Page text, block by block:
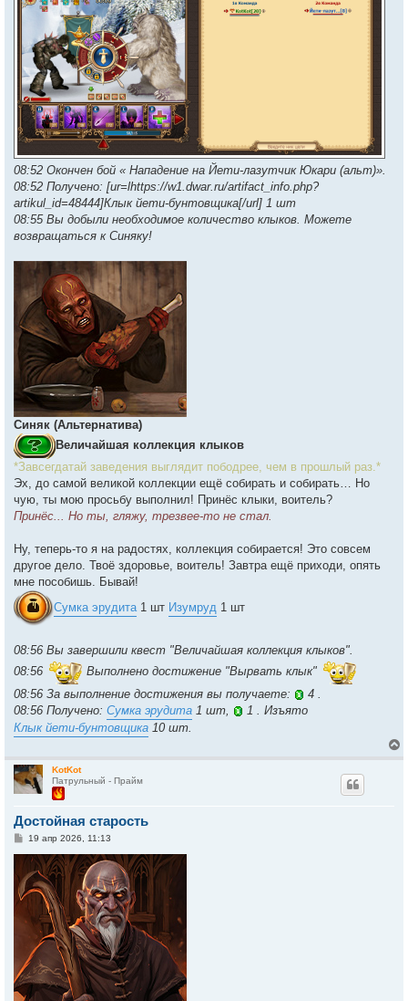
08:52 Окончен бой « Нападение на Йети-лазутчик Юкари (альт)».
08:52 Получено: [ur=lhttps://w1.dwar.ru/artifact_info.php?
artikul_id=48444]Клык йети-бунтовщика[/url] 1 шт
08:55 Вы добыли необходимое количество клыков. Можете
возвращаться к Синяку!
Синяк (Альтернатива)
Величайшая коллекция клыков
*Завсегдатай заведения выглядит пободрее, чем в прошлый раз.*
Эх, до самой великой коллекции ещё собирать и собирать… Но
чую, ты мою просьбу выполнил! Принёс клыки, воитель?
Принёс... Но ты, гляжу, трезвее-то не стал.
Ну, теперь-то я на радостях, коллекция собирается! Это совсем
другое дело. Твоё здоровье, воитель! Завтра ещё приходи, опять
мне пособишь. Бывай!
Сумка эрудита 1 шт Изумруд 1 шт
08:56 Вы завершили квест "Величайшая коллекция клыков".
08:56
Выполнено достижение "Вырвать клык"
08:56 За выполнение достижения вы получаете:
4 .
08:56 Получено: Сумка эрудита 1 шт,
1 . Изъято
Клык йети-бунтовщика 10 шт.
KotKot
Патрульный - Прайм
Достойная старость
С
щ
е
е
19 апр 2026, 11:13